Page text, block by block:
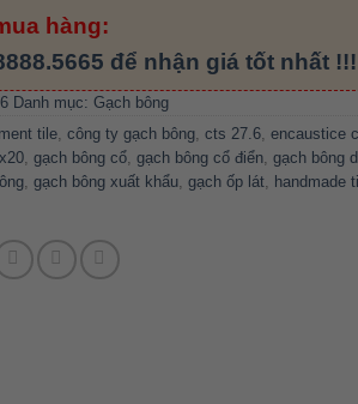
hàng:
để nhận giá tốt nhất !!!
Danh mục: Gạch bông
tile, công ty gạch bông, cts 27.6, encaustice
, gạch bông cổ, gạch bông cổ điển, gạch bông
, gạch bông xuất khẩu, gạch ốp lát, handmade